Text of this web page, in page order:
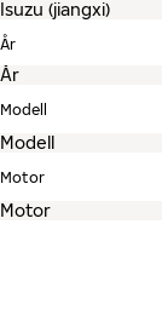
År
Modell
Motor